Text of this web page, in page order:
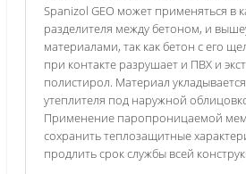
Spanizol GEO может применяться в
разделителя между бетоном, и
материалами, так как бетон с его
при контакте разрушает и ПВХ и
полистирол. Материал
утеплителя под наружной
Применение паропроницаемой
сохранить теплозащитные
продлить срок службы всей